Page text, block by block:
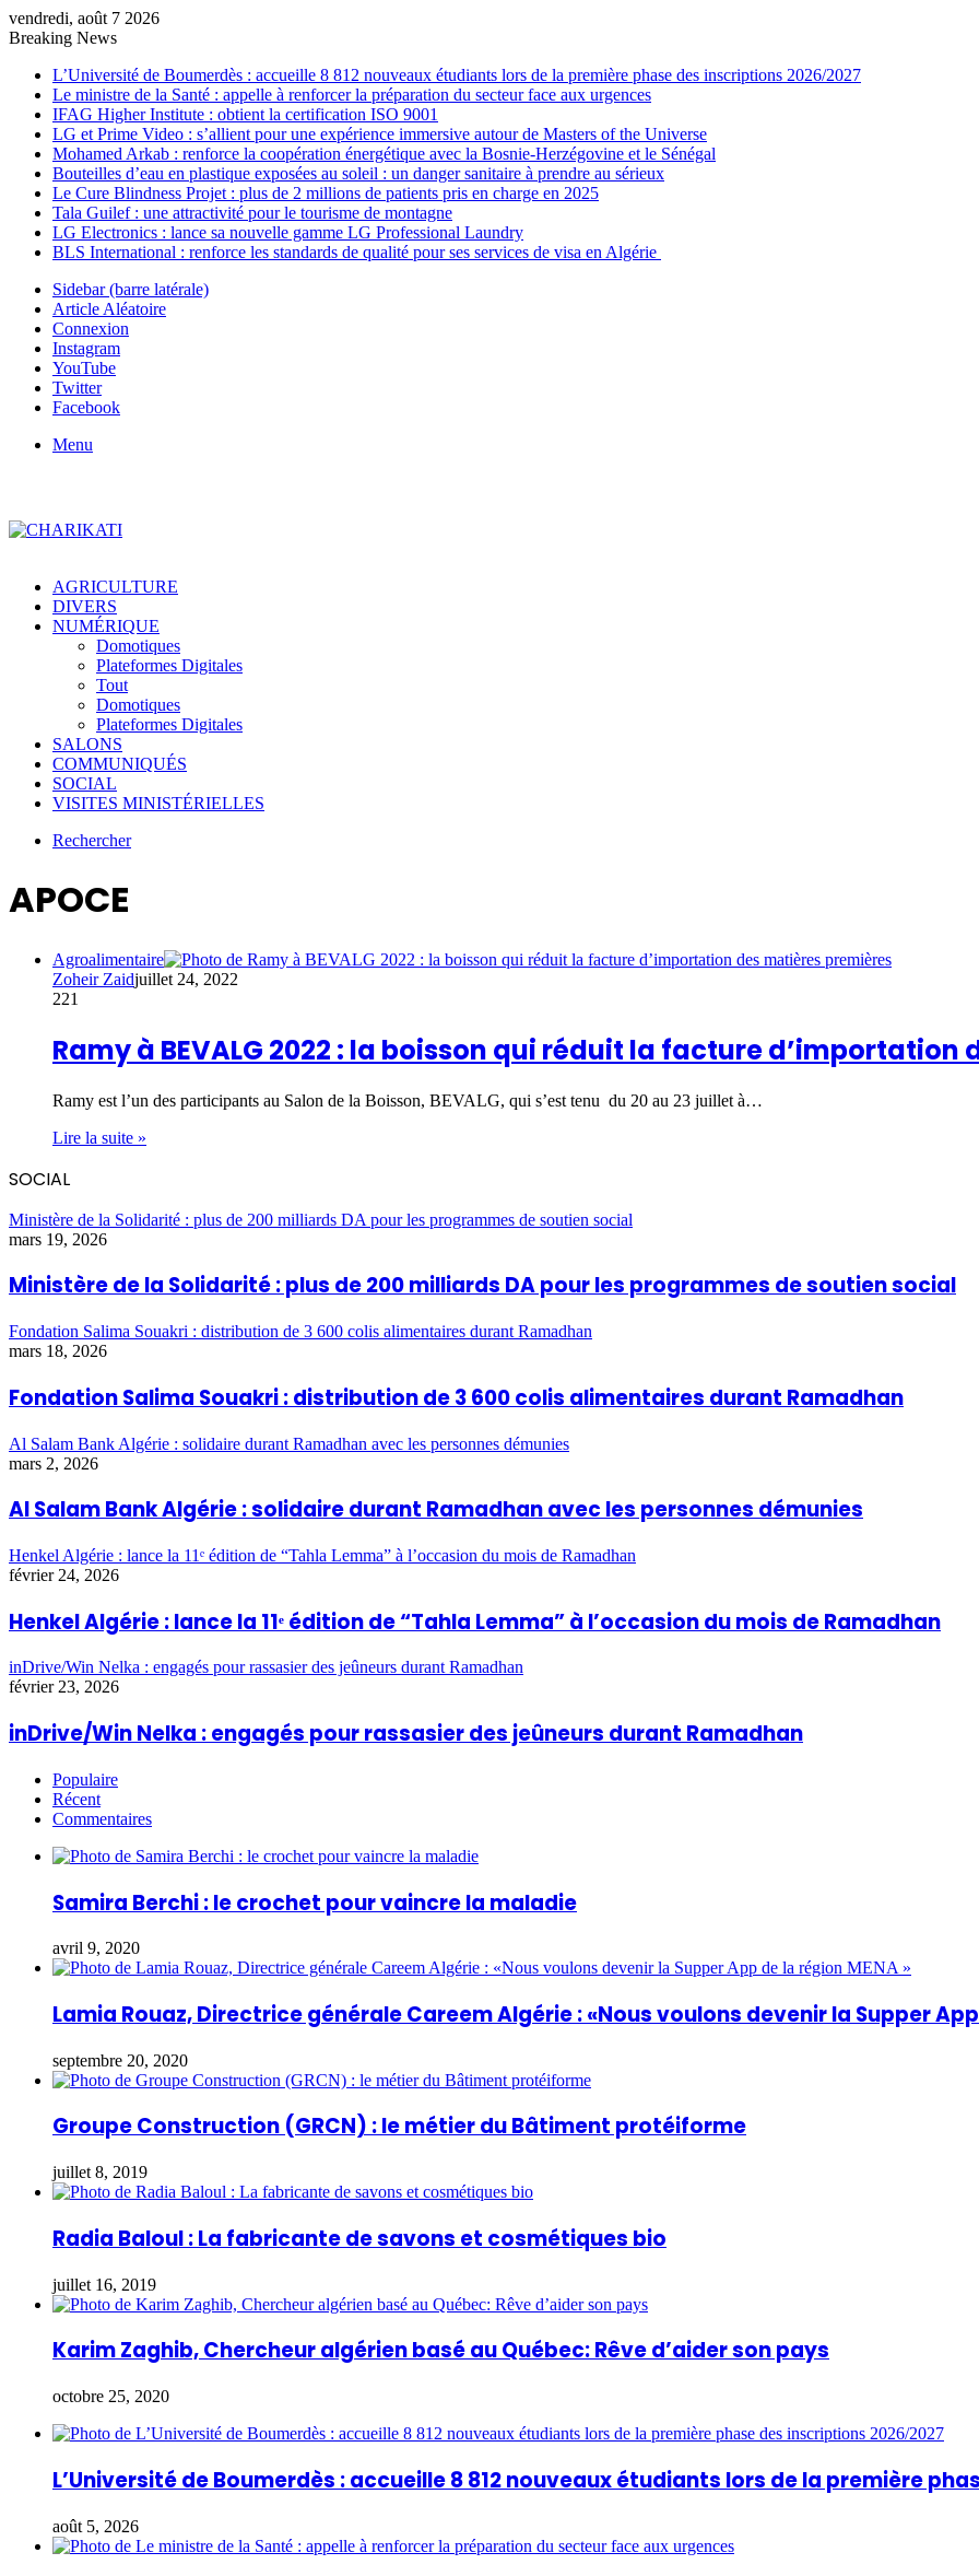
vendredi, août 7 2026
Breaking News
L’Université de Boumerdès : accueille 8 812 nouveaux étudiants lors de la première phase des inscriptions 2026/2027
Le ministre de la Santé : appelle à renforcer la préparation du secteur face aux urgences
IFAG Higher Institute : obtient la certification ISO 9001
LG et Prime Video : s’allient pour une expérience immersive autour de Masters of the Universe
Mohamed Arkab : renforce la coopération énergétique avec la Bosnie-Herzégovine et le Sénégal
Bouteilles d’eau en plastique exposées au soleil : un danger sanitaire à prendre au sérieux
Le Cure Blindness Projet : plus de 2 millions de patients pris en charge en 2025
Tala Guilef : une attractivité pour le tourisme de montagne
LG Electronics : lance sa nouvelle gamme LG Professional Laundry
BLS International : renforce les standards de qualité pour ses services de visa en Algérie
Sidebar (barre latérale)
Article Aléatoire
Connexion
Instagram
YouTube
Twitter
Facebook
Menu
AGRICULTURE
DIVERS
NUMÉRIQUE
Domotiques
Plateformes Digitales
Tout
Domotiques
Plateformes Digitales
SALONS
COMMUNIQUÉS
SOCIAL
VISITES MINISTÉRIELLES
Rechercher
APOCE
Agroalimentaire
Zoheir Zaidjuillet 24, 2022
221
Ramy à BEVALG 2022 : la boisson qui réduit la facture
Ramy est l’un des participants au Salon de la Boisson, BEVALG, qui s’est tenu du 20 au 23 juillet à…
Lire la suite »
SOCIAL
Ministère de la Solidarité : plus de 200 milliards DA pour les programmes de soutien social
mars 19, 2026
Ministère de la Solidarité : plus de 200 milliards DA pour les programmes de soutien social
Fondation Salima Souakri : distribution de 3 600 colis alimentaires durant Ramadhan
mars 18, 2026
Fondation Salima Souakri : distribution de 3 600 colis alimentaires durant Ramadhan
Al Salam Bank Algérie : solidaire durant Ramadhan avec les personnes démunies
mars 2, 2026
Al Salam Bank Algérie : solidaire durant Ramadhan avec les personnes démunies
Henkel Algérie : lance la 11ᵉ édition de “Tahla Lemma” à l’occasion du mois de Ramadhan
février 24, 2026
Henkel Algérie : lance la 11ᵉ édition de “Tahla Lemma” à l’occasion du mois de Ramadhan
inDrive/Win Nelka : engagés pour rassasier des jeûneurs durant Ramadhan
février 23, 2026
inDrive/Win Nelka : engagés pour rassasier des jeûneurs durant Ramadhan
Populaire
Récent
Commentaires
Samira Berchi : le crochet pour vaincre la maladie
avril 9, 2020
Lamia Rouaz, Directrice générale Careem Algérie : «Nous voulons devenir la Supper App
septembre 20, 2020
Groupe Construction (GRCN) : le métier du Bâtiment protéiforme
juillet 8, 2019
Radia Baloul : La fabricante de savons et cosmétiques bio
juillet 16, 2019
Karim Zaghib, Chercheur algérien basé au Québec: Rêve d’aider son pays
octobre 25, 2020
L’Université de Boumerdès : accueille 8 812 nouveaux étudiants lors de la première
août 5, 2026